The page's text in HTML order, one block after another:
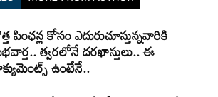
పింఛన్ల కోసం ఎదురుచూస్తున్నవారికి
త్వరలోనే దరఖాస్తులు.. ఈ
ఉంటేనే..